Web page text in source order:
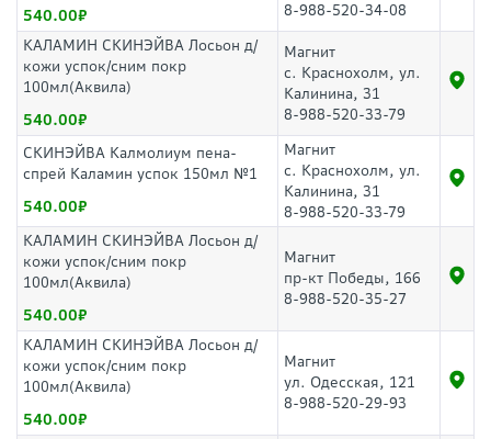
540.00
8-988-520-34-08
КАЛАМИН СКИНЭЙВА Лосьон д/
кожи успок/сним покр
100мл(Аквила)
540.00
Магнит
с. Краснохолм, ул.
Калинина, 31
8-988-520-33-79
СКИНЭЙВА Калмолиум пена-
спрей Каламин успок 150мл №1
540.00
Магнит
с. Краснохолм, ул.
Калинина, 31
8-988-520-33-79
КАЛАМИН СКИНЭЙВА Лосьон д/
кожи успок/сним покр
100мл(Аквила)
540.00
Магнит
пр-кт Победы, 166
8-988-520-35-27
КАЛАМИН СКИНЭЙВА Лосьон д/
кожи успок/сним покр
100мл(Аквила)
540.00
Магнит
ул. Одесская, 121
8-988-520-29-93